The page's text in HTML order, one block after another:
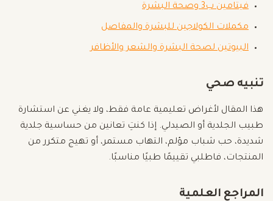
فيتامين ب3 وصحة البشرة
مكملات الكولاجين للبشرة والمفاصل
البيوتين لصحة البشرة والشعر والأظافر
تنبيه صحي
هذا المقال لأغراض تعليمية عامة فقط، ولا يغني عن استشارة
طبيب الجلدية أو الصيدلي. إذا كنتِ تعانين من حساسية جلدية
شديدة، حب شباب مؤلم، التهاب مستمر، أو تهيج متكرر من
المنتجات، فاطلبي تقييمًا طبيًا مناسبًا.
المراجع العلمية